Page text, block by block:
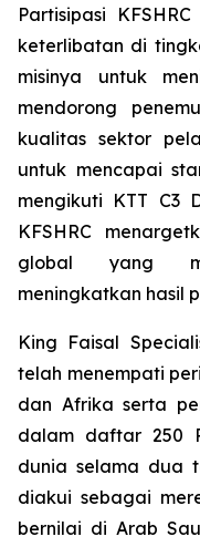
Partisipasi
keterlibatan di
misinya untuk
mendorong
kualitas sektor
untuk mencapai
mengikuti KTT C3
KFSHRC
global yang
meningkatkan hasil
King Faisal
telah menempati
dan Afrika serta
dalam daftar 250
dunia selama dua
diakui sebagai
bernilai di Arab